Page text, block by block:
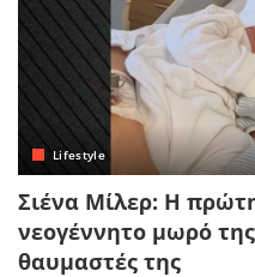
Lifestyle
Σιένα Μίλερ: Η
νεογέννητο μωρό
θαυμαστές της